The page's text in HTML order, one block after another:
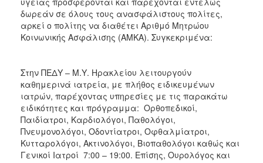
δωρεάν σε όλους τους ανασφάλιστους πολίτες,
αρκεί ο πολίτης να διαθέτει Αριθμό Μητρώου
Κοινωνικής Ασφάλισης (ΑΜΚΑ). Συγκεκριμένα:
Στην ΠΕΔΥ – Μ.Υ. Ηρακλείου λειτουργούν
καθημερινά ιατρεία, με πλήθος ειδικευμένων
ιατρών, παρέχοντας υπηρεσίες με τις παρακάτω
ειδικότητες και πρόγραμμα: Ορθοπεδικοί,
Παιδίατροι, Καρδιολόγοι, Παθολόγοι,
Πνευμονολόγοι, Οδοντίατροι, Οφθαλμίατροι,
Κυτταρολόγοι, Ακτινολόγοι, Βιοπαθολόγοι καθώς και
Γενικοί Ιατροί 7:00 – 19:00. Επίσης, Ουρολόγος και